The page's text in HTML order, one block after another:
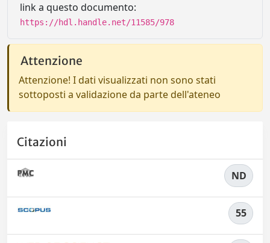
link a questo documento:
https://hdl.handle.net/11585/978
Attenzione
Attenzione! I dati visualizzati non sono stati
sottoposti a validazione da parte dell'ateneo
Citazioni
ND
55